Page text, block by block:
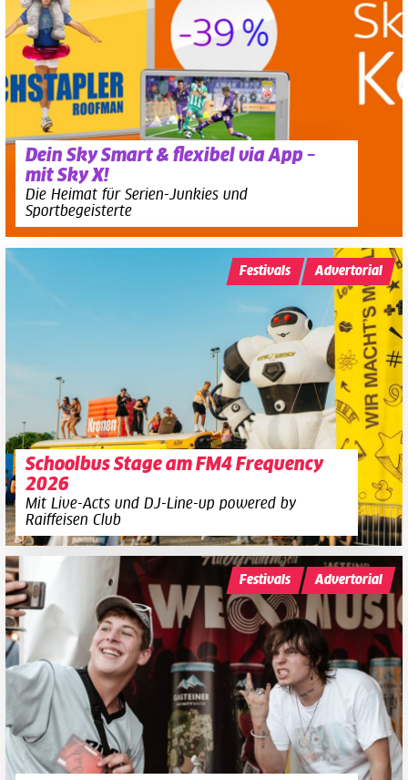
Dein Sky Smart & flexibel via App –
mit Sky X!
Die Heimat für Serien-Junkies und
Sportbegeisterte
Schoolbus Stage am FM4 Frequency
2026
Mit Live-Acts und DJ-Line-up powered by
Raiffeisen Club
Festivals Advertorial
Festivals Advertorial